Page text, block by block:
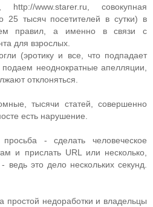
http://www.starer.ru, совокупная
25 тысяч посетителей в сутки) в
правил, а именно в связи с
для взрослых.
(эротику и все, что подпадает
неоднократные апелляции,
отклоняться.
тысячи статей, совершенно
есть нарушение.
просьба - сделать человеческое
и прислать URL или несколько,
ведь это дело нескольких секунд.
простой недоработки и владельцы